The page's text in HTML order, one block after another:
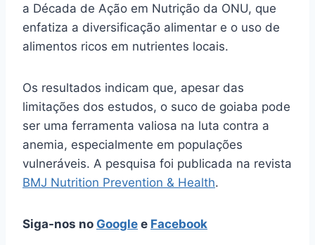
a Década de Ação em Nutrição da ONU, que
enfatiza a diversificação alimentar e o uso de
alimentos ricos em nutrientes locais.
Os resultados indicam que, apesar das
limitações dos estudos, o suco de goiaba pode
ser uma ferramenta valiosa na luta contra a
anemia, especialmente em populações
vulneráveis. A pesquisa foi publicada na revista
BMJ Nutrition Prevention & Health.
Siga-nos no Google e Facebook